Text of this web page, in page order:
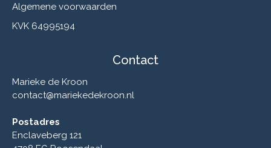
Algemene voorwaarden
KVK 64995194
Contact
Marieke de Kroon
contact@mariekedekroon.nl
Postadres
Enclaveberg 121